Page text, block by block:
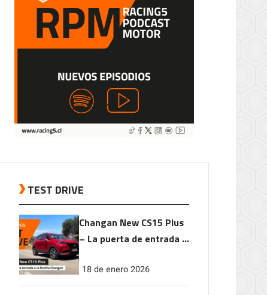
TEST DRIVE
Changan New CS15 Plus
– La puerta de entrada a
18 de enero 2026